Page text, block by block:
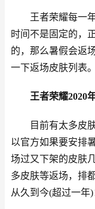
王者荣耀每一
时间不是固定的，
的，那么暑假会返
一下返场皮肤列表。
王者荣耀2020
目前有太多皮
以官方如果要安排
场过又下架的皮肤
多皮肤等返场，排
从久到今(超过一年)